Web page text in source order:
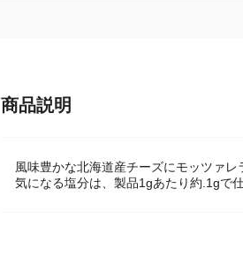
商品説明
風味豊かな北海道産チーズにモッツァ
気になる塩分は、製品1gあたり約.1gで